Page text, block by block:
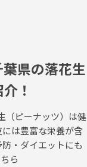
県の落花生
！
（ピーナッツ）は健
は豊富な栄養が含
・ダイエットにも
ら